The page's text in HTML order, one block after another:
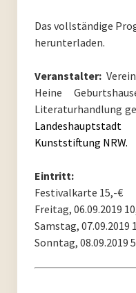
Archiv 2021
Archiv 2019
Archiv 2018
Archiv 2016
Archiv 2015
Das vollständige
herunterladen.
Veranstalter:
Heine
Literaturhandlung
Kunststiftung NRW.
Eintritt:
Festivalkarte 15,-€
Freitag, 06.09.2019
Samstag, 07.09.2019
Sonntag,